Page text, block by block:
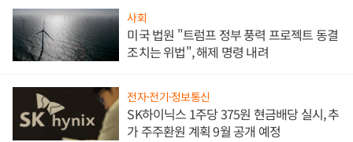
사회
미국 법원 "트럼프 정부 풍력 프로젝트 동결
조치는 위법", 해제 명령 내려
전자·전기·정보통신
SK하이닉스 1주당 375원 현금배당 실시, 추
가 주주환원 계획 9월 공개 예정